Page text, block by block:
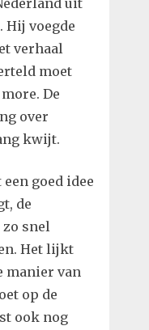
Hij voegde
verhaal
moet
De
over
kwijt.
goed idee
de
snel
Het lijkt
manier van
op de
ook nog